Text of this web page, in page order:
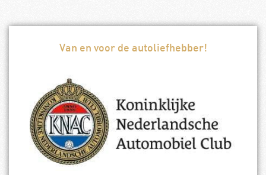
Van en voor de autoliefhebber!